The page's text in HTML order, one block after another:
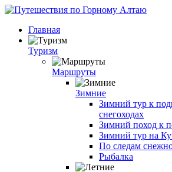
Главная
Туризм
Маршруты
Зимние
Зимний тур к
снегоходах
Зимний поход к
Зимний тур на
По следам
Рыбалка